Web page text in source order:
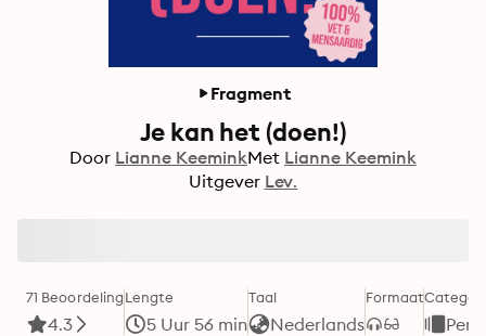
Fragment
Je kan het (doen!)
Door Lianne KeeminkMet Lianne Keemink
Uitgever Lev.
71 Beoordeling
4.3
Lengte
5 Uur 56 min
Taal
Nederlands
Formaat